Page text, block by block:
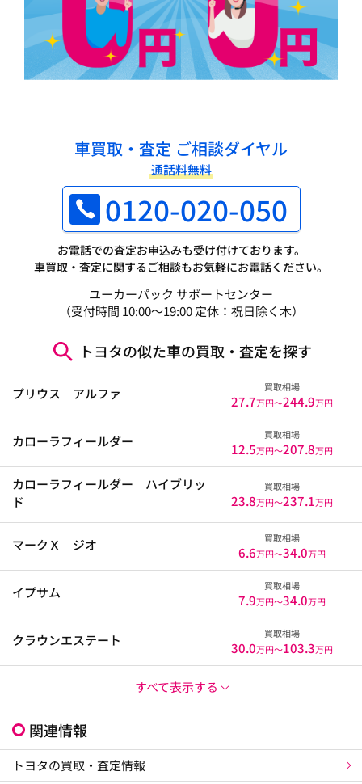
車買取・査定 ご相談ダイヤル
通話料無料
0120-020-050
お電話での査定お申込みも受け付けております。
車買取・査定に関するご相談もお気軽にお電話ください。
ユーカーパック サポートセンター
（受付時間 10:00～19:00 定休：祝日除く木）
トヨタの似た車の買取・査定を探す
プリウス アルファ 買取相場
27.7万円〜244.9万円
カローラフィールダー 買取相場
12.5万円〜207.8万円
カローラフィールダー ハイブリッ
ド
買取相場
23.8万円〜237.1万円
マークＸ ジオ 買取相場
6.6万円〜34.0万円
イプサム 買取相場
7.9万円〜34.0万円
クラウンエステート 買取相場
30.0万円〜103.3万円
すべて表示する
関連情報
トヨタの買取・査定情報